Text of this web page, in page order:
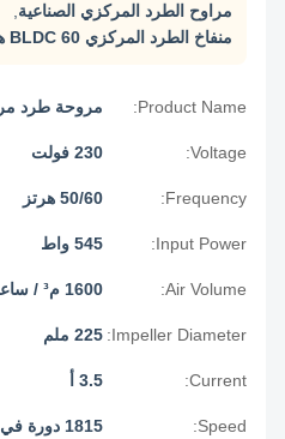
مراوح الطرد المركزي الصناعية,
منفاخ الطرد المركزي BLDC 60 هرتز
Product Name: مروحة طرد مركزي EC
Voltage:
Frequency: 50/60 هرتز
Input Power:
Air Volume:
Impeller Diameter: 225 ملم
Current:
Speed: